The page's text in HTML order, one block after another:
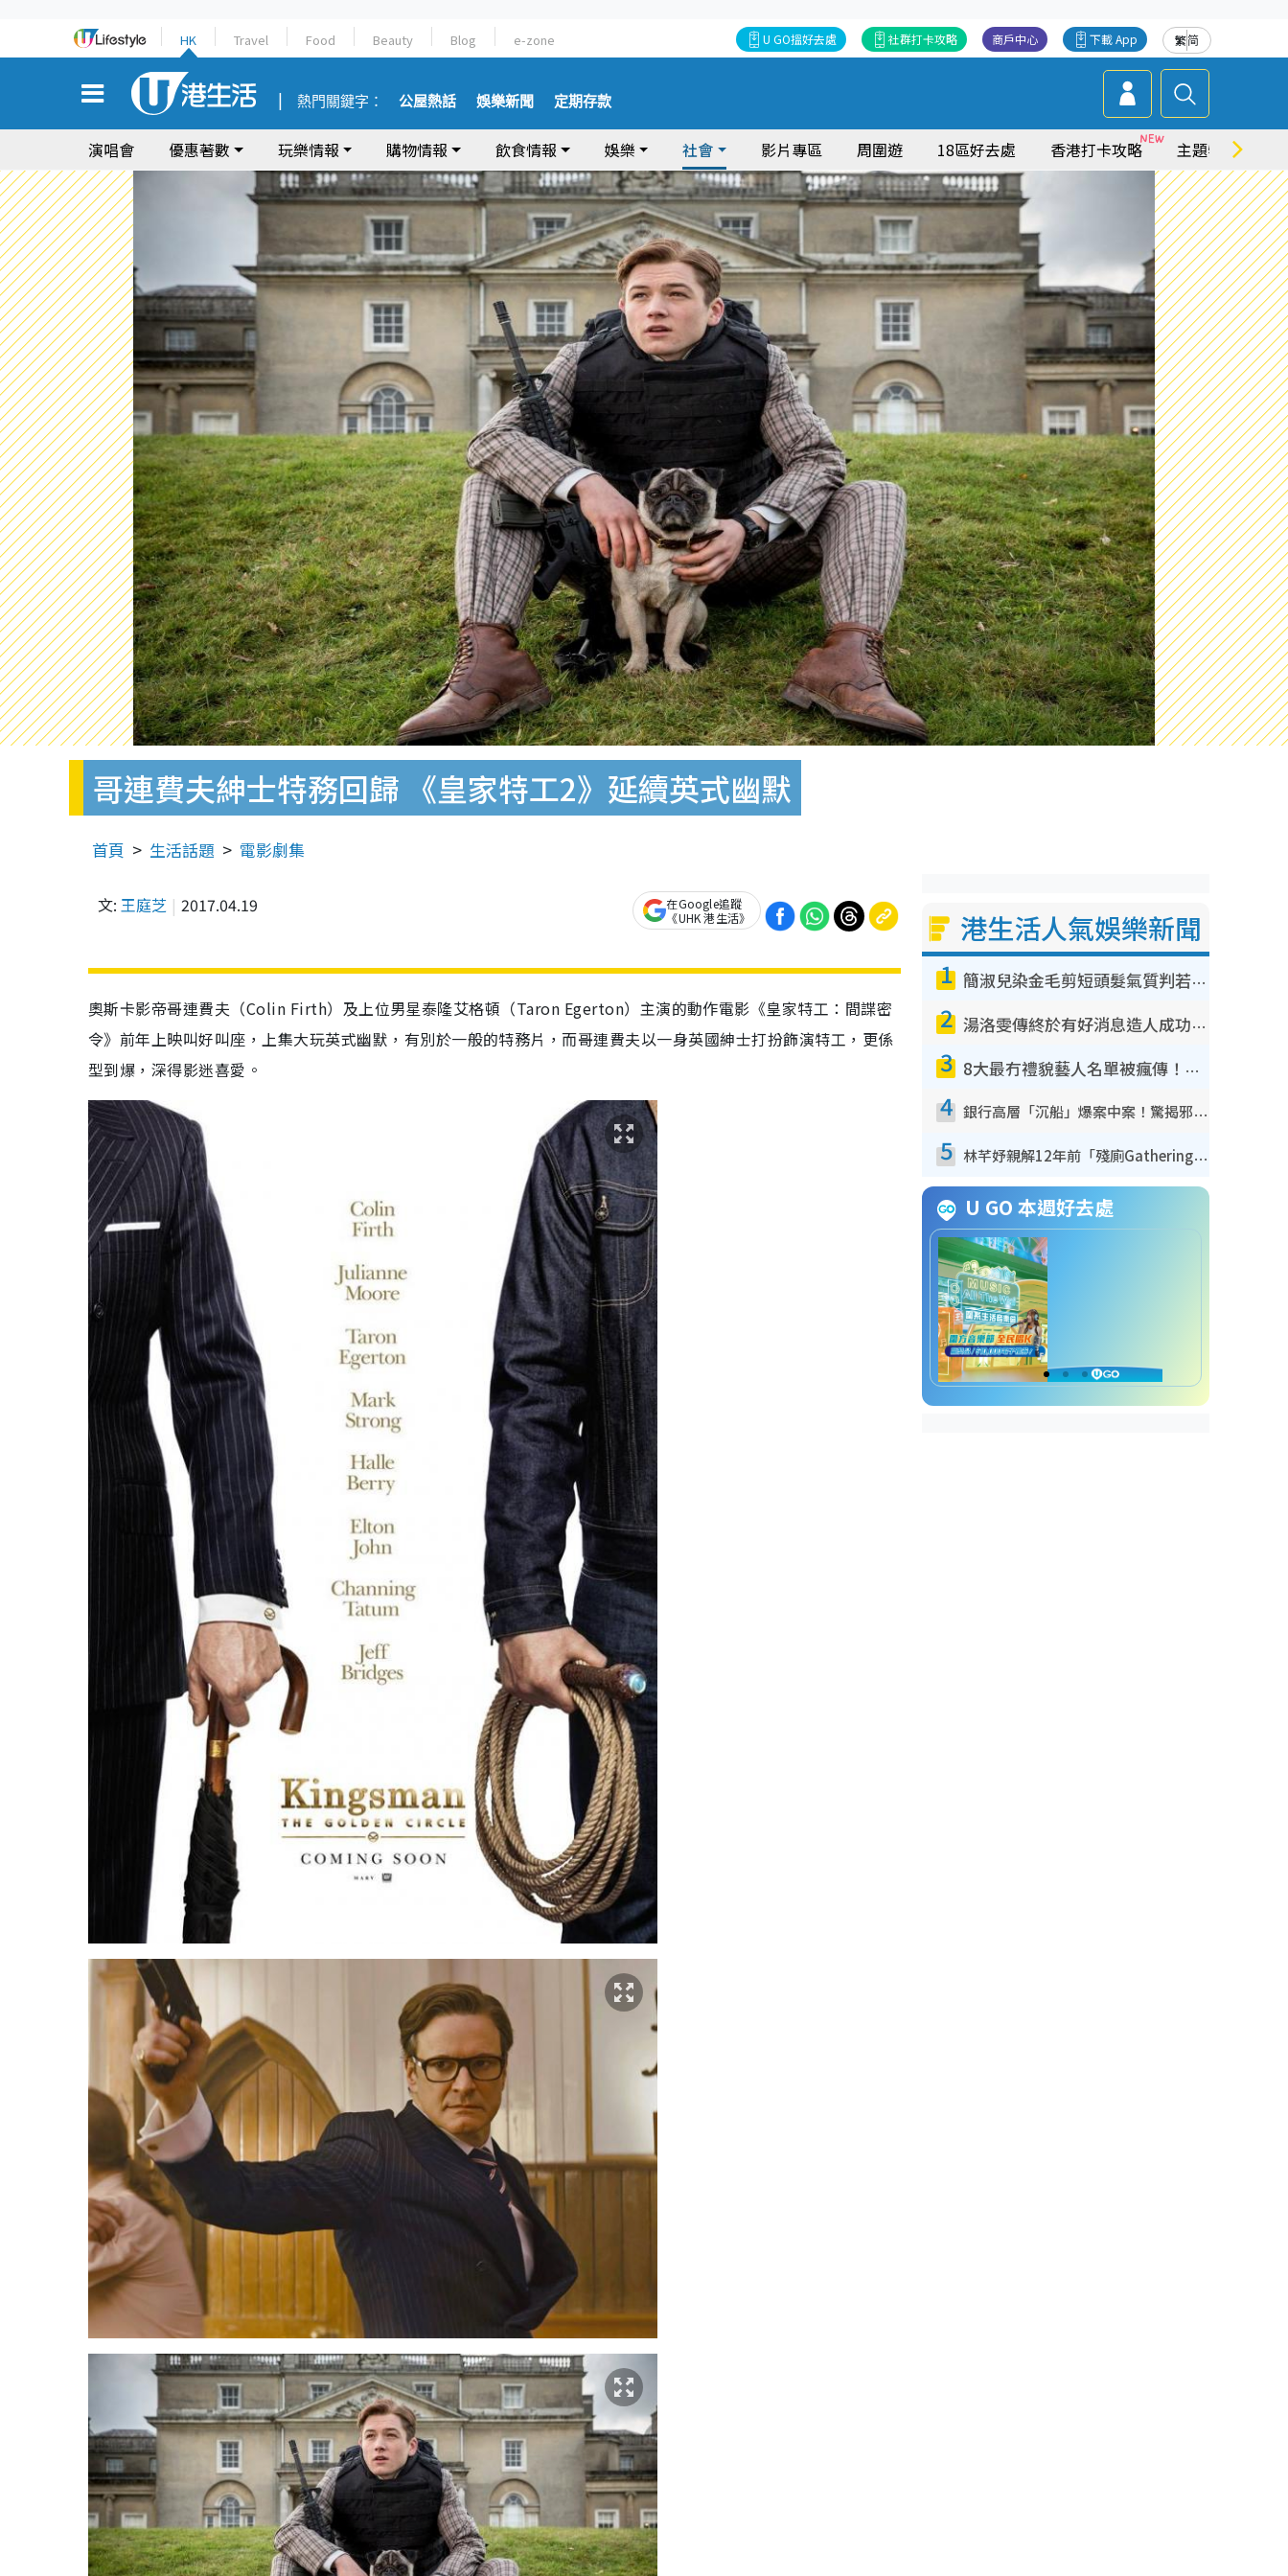
HK Travel Food Beauty Blog e-zone 繁简
下載 App
商戶中心
社群打卡攻略
U GO搵好去處
熱門關鍵字： 公屋熱話 娛樂新聞 定期存款
演唱會 優惠著數 玩樂情報 購物情報 飲食情報 娛樂 社會 影片專區 周圍遊 18區好去處 香港打卡攻略 主題特集
哥連費夫紳士特務回歸 《皇家特工2》延續英式幽默
首頁 生活話題 電影劇集
文: 王庭芝 2017.04.19
在Google追蹤
《UHK 港生活》
奧斯卡影帝哥連費夫（Colin Firth）及上位男星泰隆艾格頓（Taron Egerton）主演的動作電影《皇家特工：間諜密
令》前年上映叫好叫座，上集大玩英式幽默，有別於一般的特務片，而哥連費夫以一身英國紳士打扮飾演特工，更係
型到爆，深得影迷喜愛。
港生活人氣娛樂新聞
1 簡淑兒染金毛剪短頭髮氣質判若兩人！嚇壞老公麥大力都認唔出：「你做咩事？」
2 湯洛雯傳終於有好消息造人成功！兩大細節曝孕味極濃惹猜測：大肚婆先會咁！
3 8大最冇禮貌藝人名單被瘋傳！網民揭發明星真面目 一致數臭呢位係無品天花板？
4 銀行高層「沉船」爆案中案！驚揭邪教洗腦操控賣淫被吞600萬 幕後黑手講多錯多
5 林芊妤親解12年前「殘廁Gathering」真相！高層解約一句話重創尊嚴至今拒返TVB
U GO 本週好去處